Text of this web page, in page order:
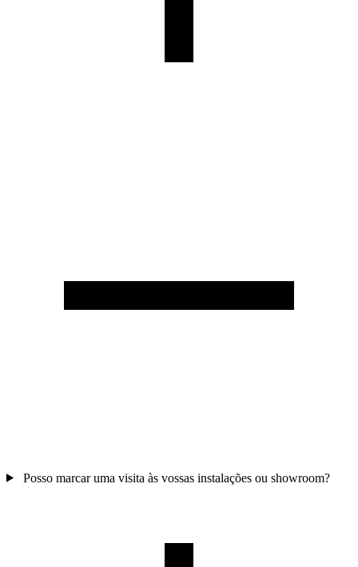
Posso marcar uma visita às vossas instalações ou showroom?